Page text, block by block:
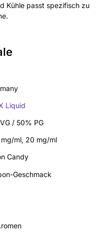
Kühle passt spezifisch zu
Liquid
/ 50% PG
ml, 20 mg/ml
Candy
Geschmack